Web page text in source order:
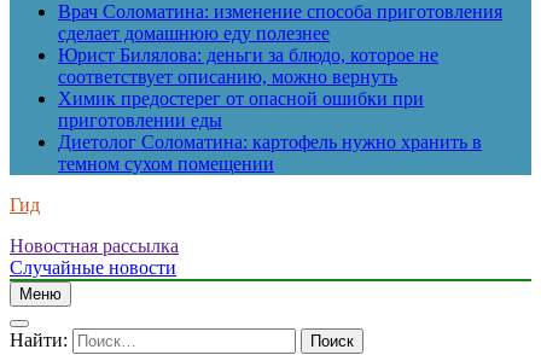
Врач Соломатина: изменение способа приготовления
сделает домашнюю еду полезнее
Юрист Билялова: деньги за блюдо, которое не
соответствует описанию, можно вернуть
Химик предостерег от опасной ошибки при
приготовлении еды
Диетолог Соломатина: картофель нужно хранить в
темном сухом помещении
Гид
Новостная рассылка
Случайные новости
Меню
Найти: